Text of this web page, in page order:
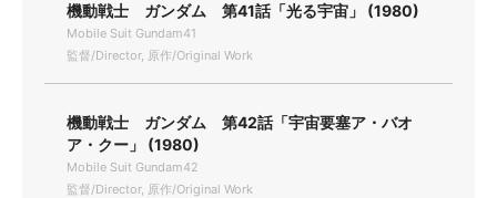
機動戦士 ガンダム 第41話「光る宇宙」 (1980)
Mobile Suit Gundam41
監督/Director, 原作/Original Work
機動戦士 ガンダム 第42話「宇宙要塞ア・バオ
ア・クー」 (1980)
Mobile Suit Gundam42
監督/Director, 原作/Original Work